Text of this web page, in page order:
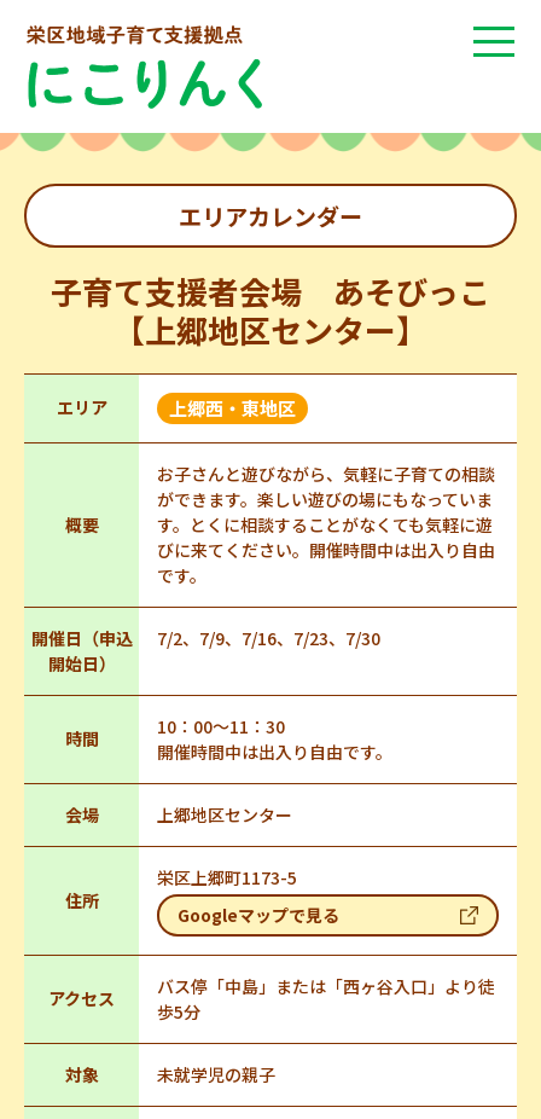
エリアカレンダー
子育て支援者会場 あそびっこ
【上郷地区センター】
エリア 上郷西・東地区
概要
お子さんと遊びながら、気軽に子育ての相談
ができます。楽しい遊びの場にもなっていま
す。とくに相談することがなくても気軽に遊
びに来てください。開催時間中は出入り自由
です。
開催日（申込
開始日）
7/2、7/9、7/16、7/23、7/30
時間
10：00～11：30
開催時間中は出入り自由です。
会場 上郷地区センター
住所
栄区上郷町1173-5
Googleマップで見る
アクセス
バス停「中島」または「西ヶ谷入口」より徒
歩5分
対象 未就学児の親子